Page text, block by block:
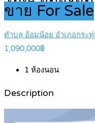
ขาย For Sale
ตำบล อ้อมน้อย อำเภอกระ
1,090,000฿
1 ห้องนอน
Description